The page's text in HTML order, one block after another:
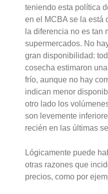
teniendo esta política
en el MCBA se la está
la diferencia no es tan
supermercados. No
gran disponibilidad:
cosecha estimaron
frío, aunque no hay
indican menor
otro lado los
son levemente
recién en las últimas
Lógicamente puede
otras razones que
precios, como por